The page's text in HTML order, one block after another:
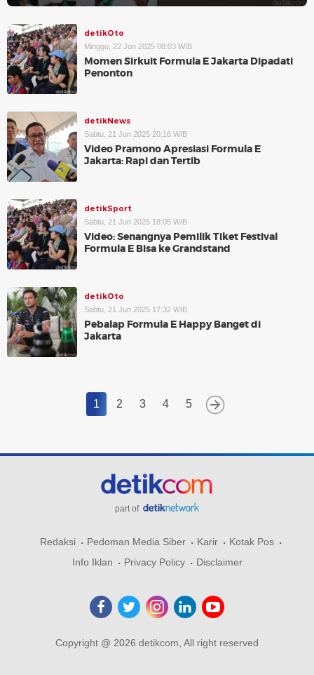
detikOto
Minggu, 22 Jun 2025 08:03 WIB
Momen Sirkuit Formula E Jakarta Dipadati
Penonton
detikNews
Sabtu, 21 Jun 2025 20:16 WIB
Video Pramono Apresiasi Formula E
Jakarta: Rapi dan Tertib
detikSport
Sabtu, 21 Jun 2025 18:05 WIB
Video: Senangnya Pemilik Tiket Festival
Formula E Bisa ke Grandstand
detikOto
Sabtu, 21 Jun 2025 17:32 WIB
Pebalap Formula E Happy Banget di
Jakarta
1 2 3 4 5
part of
Redaksi Pedoman Media Siber Karir
Kotak Pos
Info Iklan
Privacy Policy Disclaimer
Copyright @ 2026 detikcom, All right reserved